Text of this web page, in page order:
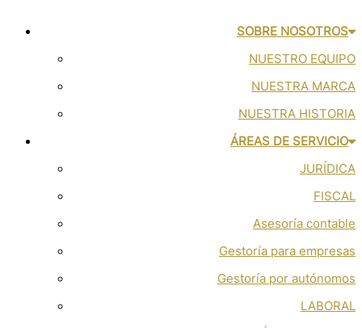
SOBRE NOSOTROS
NUESTRO EQUIPO
NUESTRA MARCA
NUESTRA HISTORIA
ÁREAS DE SERVICIO
JURÍDICA
FISCAL
Asesoría contable
Gestoría para empresas
Gestoría por autónomos
LABORAL